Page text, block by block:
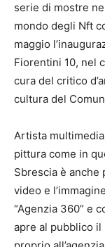
serie di mostre
mondo degli Nft
maggio
Fiorentini 10, nel
cura del critico
cultura del
Artista
pittura come in
Sbrescia è anche
video e
“Agenzia 360” e
apre al pubblico